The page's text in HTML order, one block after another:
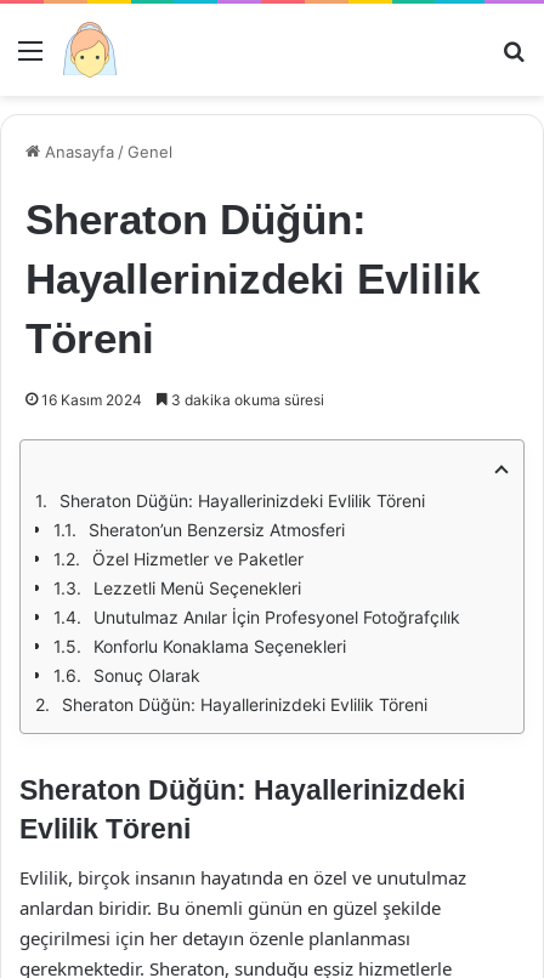
Menü
Anasayfa /Genel
Sheraton Düğün:
Hayallerinizdeki Evlilik
Töreni
16 Kasım 2024 3 dakika okuma süresi
Sheraton Düğün: Hayallerinizdeki Evlilik Töreni
Sheraton’un Benzersiz Atmosferi
Özel Hizmetler ve Paketler
Lezzetli Menü Seçenekleri
Unutulmaz Anılar İçin Profesyonel Fotoğrafçılık
Konforlu Konaklama Seçenekleri
Sonuç Olarak
Sheraton Düğün: Hayallerinizdeki Evlilik Töreni
Sheraton Düğün: Hayallerinizdeki
Evlilik Töreni
Evlilik, birçok insanın hayatında en özel ve unutulmaz
anlardan biridir. Bu önemli günün en güzel şekilde
geçirilmesi için her detayın özenle planlanması
gerekmektedir. Sheraton, sunduğu eşsiz hizmetlerle